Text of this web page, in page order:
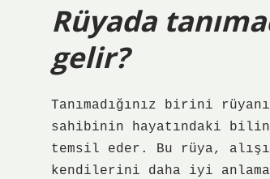
Rüyada
gelir?
Tanımadığınız birini
sahibinin hayatındaki
temsil eder. Bu rüya,
kendilerini daha iyi anlama